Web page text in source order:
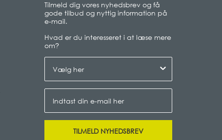
Tilmeld dig vores nyhedsbrev og få
gode tilbud og nyttig information på
e-mail.
Hvad er du interesseret i at læse mere
om?
TILMELD NYHEDSBREV